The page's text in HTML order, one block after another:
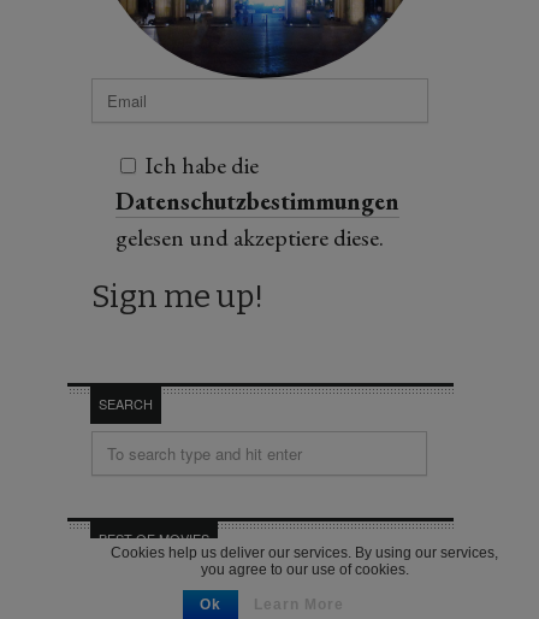
Cookies help us deliver our services. By using our services,
you agree to our use of cookies.
Ok Learn More
Ich habe die
Datenschutzbestimmungen
gelesen und akzeptiere diese.
SEARCH
BEST OF MOVIES